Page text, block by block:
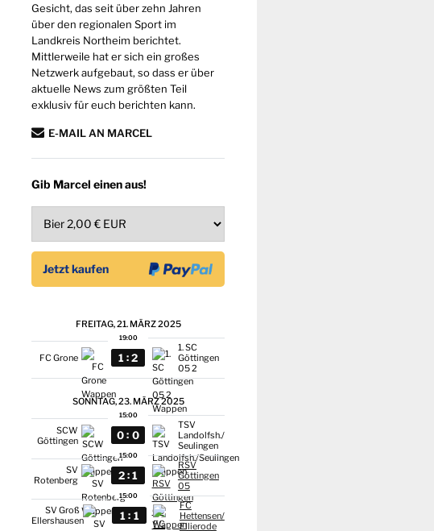
Gesicht, das seit über zehn Jahren
über den regionalen Sport im
Landkreis Northeim berichtet.
Mittlerweile hat er sich ein großes
Netzwerk aufgebaut, so dass er über
aktuelle News zum größten Teil
exklusiv für euch berichten kann.
E-MAIL AN MARCEL
Gib Marcel einen aus!
FREITAG, 21. MÄRZ 2025
19:00
FC Grone 1 : 2
1. SC
Göttingen
05 2
SONNTAG, 23. MÄRZ 2025
15:00
SCW
Göttingen
0 : 0
TSV
Landolfsh./
Seulingen
15:00
SV
Rotenberg
2 : 1
RSV
Göttingen
05
15:00
SV Groß
Ellershausen
1 : 1
FC
Hettensen/
Ellierode